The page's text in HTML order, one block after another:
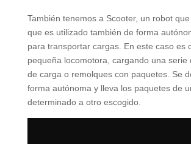
También tenemos a Scooter, un robot
que es utilizado también de forma
para transportar cargas. En este caso es
pequeña locomotora, cargando una serie
de carga o remolques con paquetes. Se
forma autónoma y lleva los paquetes de
determinado a otro escogido.